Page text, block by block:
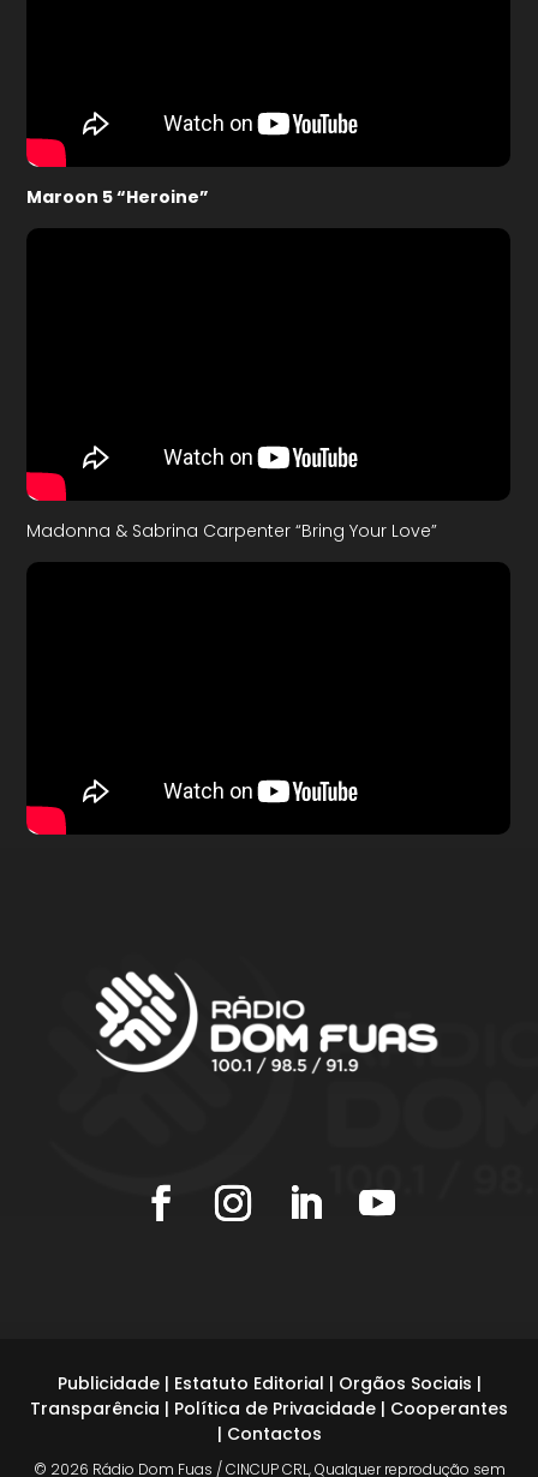
Maroon 5 “Heroine”
Madonna & Sabrina Carpenter “Bring Your Love”
Publicidade| Estatuto Editorial | Orgãos Sociais |
Transparência | Política de Privacidade | Cooperantes
| Contactos
© 2026 Rádio Dom Fuas / CINCUP CRL, Qualquer reprodução sem